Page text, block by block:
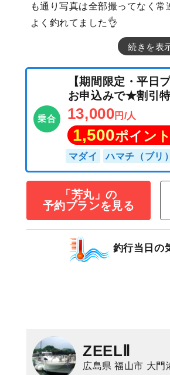
も通り写真は全部撮ってなく
よく釣れてました👌
続きを表
乗合
【期間限定・
お申込みで★
13,000円/人
1,500ポイ
「芳丸」の
予約プランを見る
釣行当日の
ZEELⅡ
広島県 福山市 大門